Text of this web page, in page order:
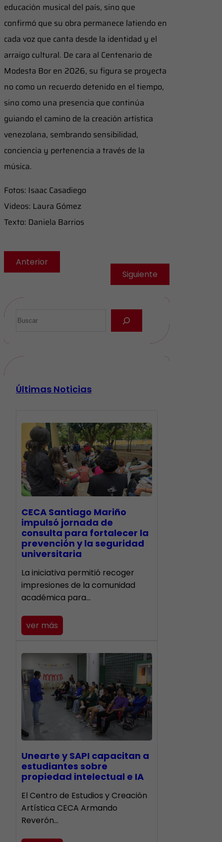
educación musical del país, sino que
confirmó que su obra permanece latiendo en
cada voz que canta desde la identidad y el
arraigo cultural. De cara al Centenario de
Modesta Bor en 2026, su figura se proyecta
no como un recuerdo detenido en el tiempo,
sino como una presencia que continúa
guiando el camino de la creación artística
venezolana, sembrando sensibilidad,
conciencia y pertenencia a través de la
música.
Fotos: Isaac Casadiego
Videos: Laura Gómez
Texto: Daniela Barrios
Anterior
Siguiente
Últimas Noticias
CECA Santiago Mariño
impulsó jornada de
consulta para fortalecer la
prevención y la seguridad
universitaria
La iniciativa permitió recoger
impresiones de la comunidad
académica para…
ver más
Unearte y SAPI capacitan a
estudiantes sobre
propiedad intelectual e IA
El Centro de Estudios y Creación
Artística CECA Armando
Reverón…